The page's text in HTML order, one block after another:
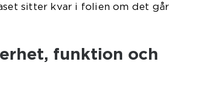
sitter kvar i folien om det går
funktion och